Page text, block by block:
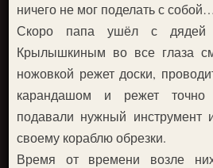
ничего не мог поделать с собой…
Скоро папа ушёл с
Крылышкиным во все глаза
ножовкой режет доски,
карандашом и режет
подавали нужный инструмент
своему кораблю обрезки.
Время от времени возле